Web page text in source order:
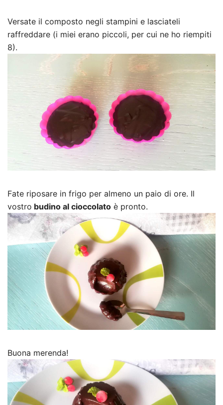
Versate il composto negli stampini e lasciateli
raffreddare (i miei erano piccoli, per cui ne ho riempiti
8).
Fate riposare in frigo per almeno un paio di ore. Il
vostro budino al cioccolato è pronto.
Buona merenda!